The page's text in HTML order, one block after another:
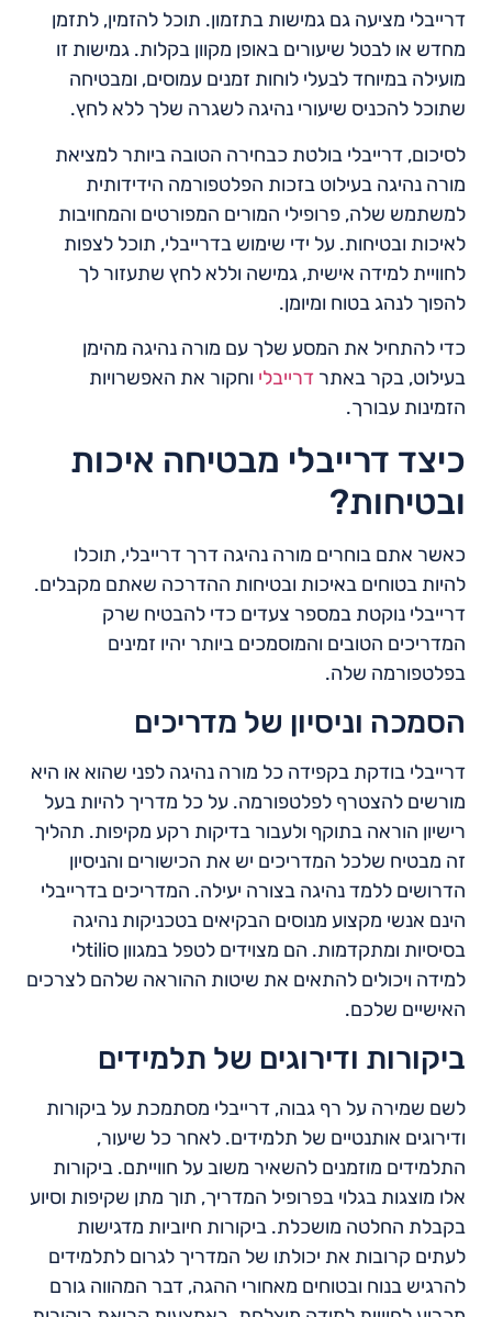
דרייבלי מציעה גם גמישות בתזמון. תוכל להזמין, לתזמן
מחדש או לבטל שיעורים באופן מקוון בקלות. גמישות זו
מועילה במיוחד לבעלי לוחות זמנים עמוסים, ומבטיחה
שתוכל להכניס שיעורי נהיגה לשגרה שלך ללא לחץ.
לסיכום, דרייבלי בולטת כבחירה הטובה ביותר למציאת
מורה נהיגה בעילוט בזכות הפלטפורמה הידידותית
למשתמש שלה, פרופילי המורים המפורטים והמחויבות
לאיכות ובטיחות. על ידי שימוש בדרייבלי, תוכל לצפות
לחוויית למידה אישית, גמישה וללא לחץ שתעזור לך
להפוך לנהג בטוח ומיומן.
כדי להתחיל את המסע שלך עם מורה נהיגה מהימן
בעילוט, בקר באתר דרייבלי וחקור את האפשרויות
הזמינות עבורך.
כיצד דרייבלי מבטיחה איכות
ובטיחות?
כאשר אתם בוחרים מורה נהיגה דרך דרייבלי, תוכלו
להיות בטוחים באיכות ובטיחות ההדרכה שאתם מקבלים.
דרייבלי נוקטת במספר צעדים כדי להבטיח שרק
המדריכים הטובים והמוסמכים ביותר יהיו זמינים
בפלטפורמה שלה.
הסמכה וניסיון של מדריכים
דרייבלי בודקת בקפידה כל מורה נהיגה לפני שהוא או היא
מורשים להצטרף לפלטפורמה. על כל מדריך להיות בעל
רישיון הוראה בתוקף ולעבור בדיקות רקע מקיפות. תהליך
זה מבטיח שלכל המדריכים יש את הכישורים והניסיון
הדרושים ללמד נהיגה בצורה יעילה. המדריכים בדרייבלי
הינם אנשי מקצוע מנוסים הבקיאים בטכניקות נהיגה
בסיסיות ומתקדמות. הם מצוידים לטפל במגוון סtiliלי
למידה ויכולים להתאים את שיטות ההוראה שלהם לצרכים
האישיים שלכם.
ביקורות ודירוגים של תלמידים
לשם שמירה על רף גבוה, דרייבלי מסתמכת על ביקורות
ודירוגים אותנטיים של תלמידים. לאחר כל שיעור,
התלמידים מוזמנים להשאיר משוב על חווייתם. ביקורות
אלו מוצגות בגלוי בפרופיל המדריך, תוך מתן שקיפות וסיוע
בקבלת החלטה מושכלת. ביקורות חיוביות מדגישות
לעתים קרובות את יכולתו של המדריך לגרום לתלמידים
להרגיש בנוח ובטוחים מאחורי ההגה, דבר המהווה גורם